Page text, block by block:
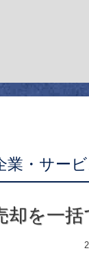
業・サー
却を一